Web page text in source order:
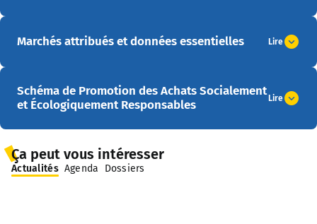
Marchés attribués et données essentielles Lire
Schéma de Promotion des Achats Socialement
et Écologiquement Responsables
Lire
Ça peut vous intéresser
Actualités Agenda Dossiers